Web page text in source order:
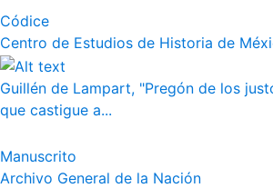
Códice
Centro de Estudios de Historia de
Guillén de Lampart, "Pregón de los
que castigue a...
Manuscrito
Archivo General de la Nación